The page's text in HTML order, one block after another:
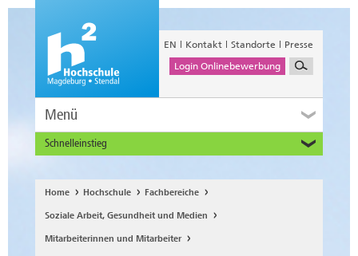
EN Kontakt Standorte
Presse
Login Onlinebewerbung
Menü
Schnelleinstieg
Alumni
Unternehmen und Institutionen
Home Hochschule Fachbereiche
Soziale Arbeit, Gesundheit und Medien
Mitarbeiterinnen und Mitarbeiter